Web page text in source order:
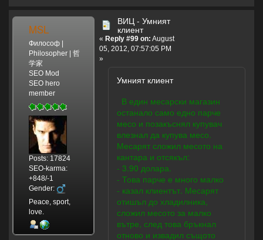
MSL
Философ |
Philosopher | 哲
学家
SEO Mod
SEO hero
member
Posts: 17824
SEO-karma:
+848/-1
Gender:
Peace, sport,
love.
ВИЦ - Умният
клиент
« Reply #99 on: August
05, 2012, 07:57:05 PM
»
Умният клиент
В един месарски магазин
останало само едно парче
месо и позакъснял купувач
влезнал да купува месо.
Месарят сложил месото на
кантара и отсякъл:
- 3.90 долара.
- Това парче е много малко
- казал клиентът. Месарят
отишъл до хладилника,
сложил месото за малко
вътре, след това бръкнал
отново и извадил същото